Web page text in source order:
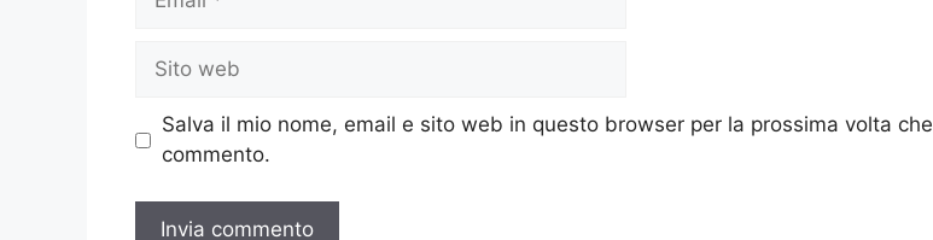
Sito
web
Salva il mio nome, email e sito web in questo browser per la prossima volta che
commento.